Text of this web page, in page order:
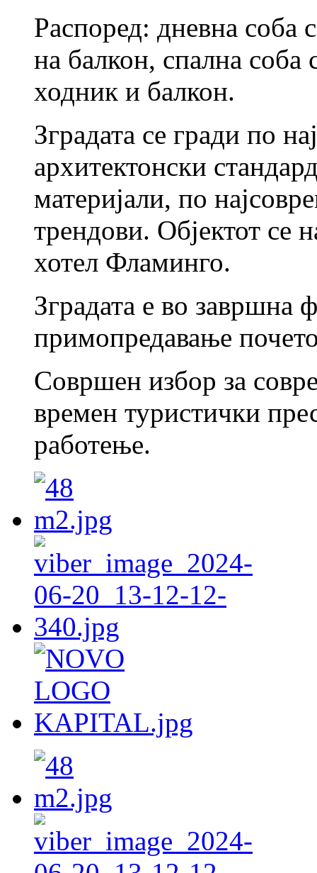
Распоред: дневна соба
на балкон, спална соба
ходник и балкон.
Зградата се гради по
архитектонски
материјали, по
трендови. Објектот се
хотел Фламинго.
Зградата е во завршна
примопредавање
Совршен избор за
времен туристички
работење.